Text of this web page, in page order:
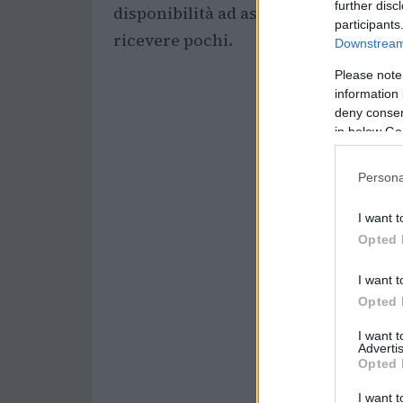
further
Please
information
deny
in below
I want
Opted
I want
Opted
I want
Opted
I want
disponibilità ad ascoltare, pur
ricevere pochi.